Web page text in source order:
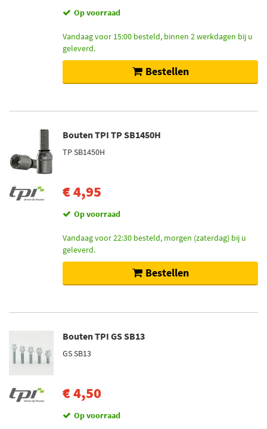
Op voorraad
Vandaag voor 15:00 besteld, binnen 2 werkdagen bij u
geleverd.
Bestellen
Bouten TPI TP SB1450H
TP SB1450H
€ 4,95
Op voorraad
Vandaag voor 22:30 besteld, morgen (zaterdag) bij u
geleverd.
Bestellen
Bouten TPI GS SB13
GS SB13
€ 4,50
Op voorraad